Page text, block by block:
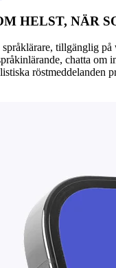
HELST, NÄR
tillgänglig på
chatta om
röstmeddelanden